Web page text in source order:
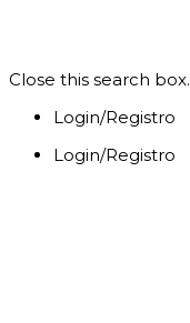
Close this search box.
Login/Registro
Login/Registro